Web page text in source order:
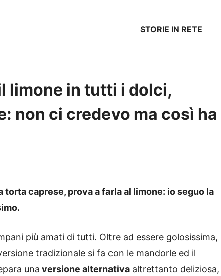
STORIE IN RETE
limone in tutti i dolci,
non ci credevo ma così ha
caprese, prova a farla al limone: io seguo la
più amati di tutti. Oltre ad essere golosissima,
tradizionale si fa con le mandorle ed il
una versione alternativa altrettanto deliziosa,